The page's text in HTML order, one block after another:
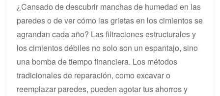
¿Cansado de descubrir manchas de humedad en las
paredes o de ver cómo las grietas en los cimientos se
agrandan cada año? Las filtraciones estructurales y
los cimientos débiles no solo son un espantajo, sino
una bomba de tiempo financiera. Los métodos
tradicionales de reparación, como excavar o
reemplazar paredes, pueden agotar tus ahorros y